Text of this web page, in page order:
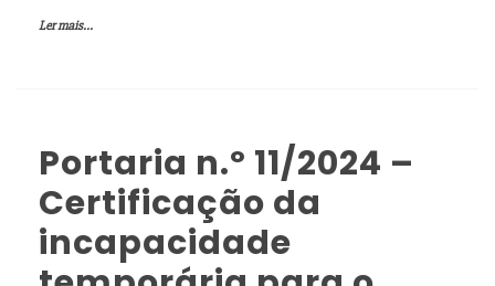
Ler mais...
Portaria n.º 11/2024 –
Certificação da
incapacidade